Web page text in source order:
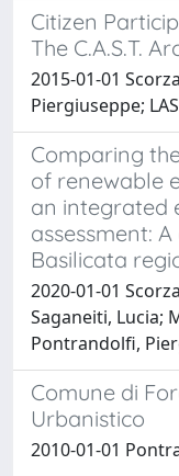
Citizen
The C.A.S.T.
2015-01-01
Piergiuseppe;
Comparing
of renewable
an integrated
assessment:
Basilicata
2020-01-01
Saganeiti, Lucia;
Pontrandolfi,
Comune di
Urbanistico
2010-01-01